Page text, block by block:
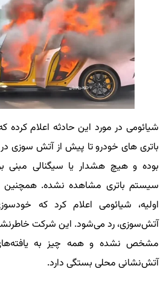
شیائومی در مورد این حادثه اعلام
باتری های خودرو تا پیش از آتش سوزی
بوده و هیچ هشدار یا سیگنالی مبنی
سیستم باتری مشاهده نشده. همچنین
اولیه، شیائومی اعلام کرد که
آتش‌سوزی، رد می‌شود. این شرکت
مشخص نشده و همه چیز به یافته‌های
آتش‌نشانی محلی بستگی دارد.